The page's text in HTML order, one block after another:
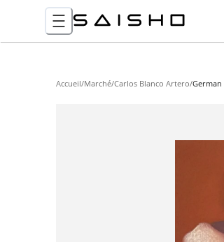
Accueil/Marché/Carlos Blanco Artero/German